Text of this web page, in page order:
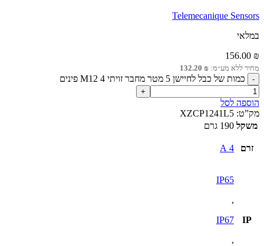
Telemecanique Sensors
במלאי
156.00 ₪
מחיר ללא מע״מ: 132.20 ₪
כמות של כבל לחיישן 5 מטר מחבר זויתי M12 4 פינים
הוספה לסל
מק”ט: XZCP1241L5
משקל 190 גרם
זרם 4 A
IP
IP65
,
IP67
,